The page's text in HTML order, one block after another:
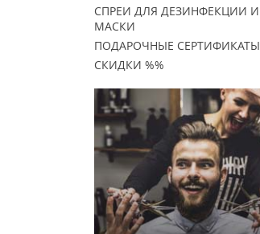
СПРЕИ ДЛЯ ДЕЗИНФЕКЦИИ И
МАСКИ
ПОДАРОЧНЫЕ СЕРТИФИКАТЫ
СКИДКИ %%